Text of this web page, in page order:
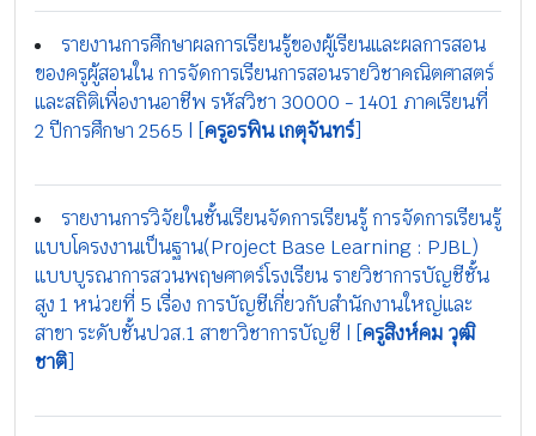
รายงานการศึกษาผลการเรียนรู้ของผู้เรียนและผลการสอน
ของครูผู้สอนใน การจัดการเรียนการสอนรายวิชาคณิตศาสตร์
และสถิติเพื่องานอาชีพ รหัสวิชา 30000 - 1401 ภาคเรียนที่
2 ปีการศึกษา 2565 | [ ครูอรพิน เกตุจันทร์
รายงานการวิจัยในชั้นเรียนจัดการเรียนรู้ การจัดการเรียนรู้
แบบโครงงานเป็นฐาน(Project Base Learning : PJBL)
แบบบูรณาการสวนพฤษศาตร์โรงเรียน รายวิชาการบัญชีชั้น
สูง 1 หน่วยที่ 5 เรื่อง การบัญชีเกี่ยวกับสำนักงานใหญ่และ
สาขา ระดับชั้นปวส.1 สาขาวิชาการบัญชี | [ ครูสิงห์คม วุฒิ
ชาติ